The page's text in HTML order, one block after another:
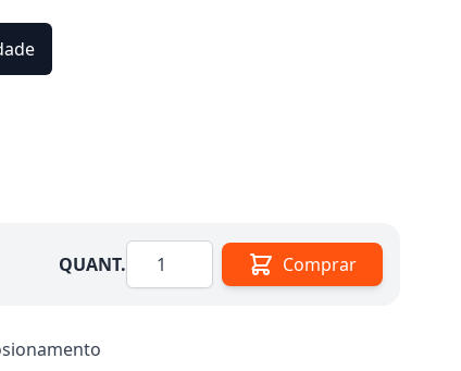
QUANT.Quantidade Comprar